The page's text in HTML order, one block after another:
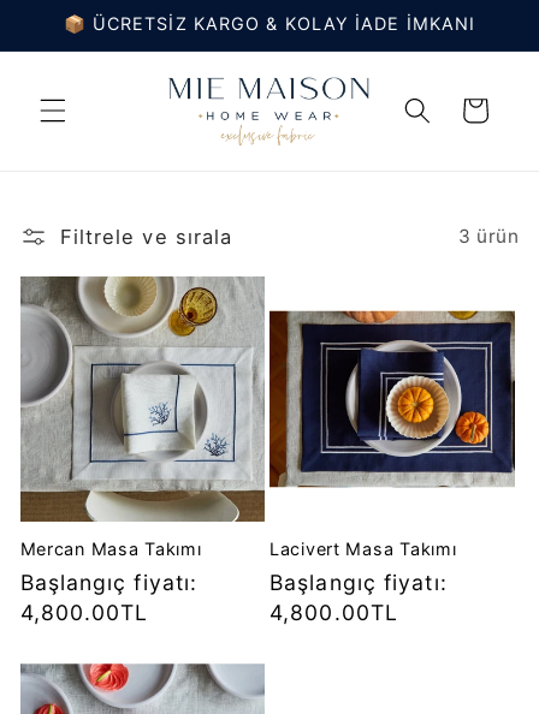
İçeriğe
atla
📦 ÜCRETSİZ KARGO & KOLAY İADE İMKANI
Sepet
Filtrele ve sırala 3 ürün
Mercan Masa Takımı
Normal
fiyat
Başlangıç fiyatı:
4,800.00TL
Lacivert Masa Takımı
Normal
fiyat
Başlangıç fiyatı:
4,800.00TL